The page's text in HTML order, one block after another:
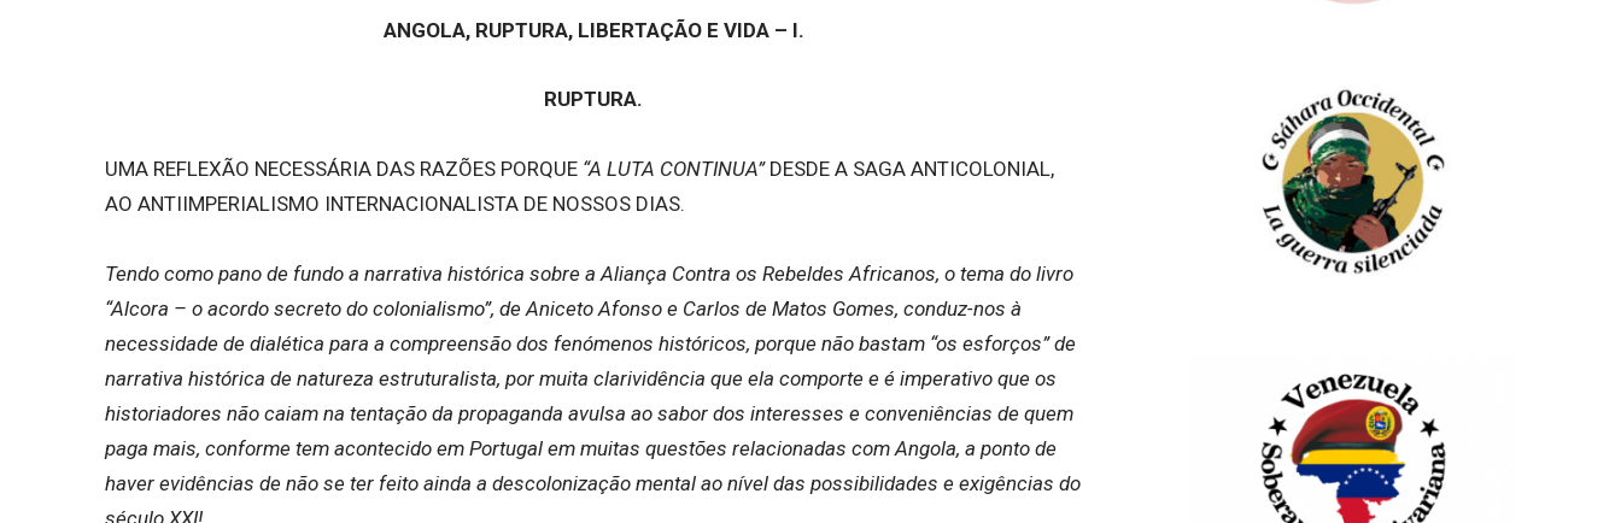
ANGOLA, RUPTURA, LIBERTAÇÃO E VIDA – I.
RUPTURA.
UMA REFLEXÃO NECESSÁRIA DAS RAZÕES PORQUE “A LUTA CONTINUA”DESDE A SAGA ANTICOLONIAL,
AO ANTIIMPERIALISMO INTERNACIONALISTA DE NOSSOS DIAS.
Tendo como pano de fundo a narrativa histórica sobre a Aliança Contra os Rebeldes Africanos, o tema do livro
“Alcora – o acordo secreto do colonialismo”, de Aniceto Afonso e Carlos de Matos Gomes, conduz-nos à
necessidade de dialética para a compreensão dos fenómenos históricos, porque não bastam “os esforços” de
narrativa histórica de natureza estruturalista, por muita clarividência que ela comporte e é imperativo que os
historiadores não caiam na tentação da propaganda avulsa ao sabor dos interesses e conveniências de quem
paga mais, conforme tem acontecido em Portugal em muitas questões relacionadas com Angola, a ponto de
haver evidências de não se ter feito ainda a descolonização mental ao nível das possibilidades e exigências do